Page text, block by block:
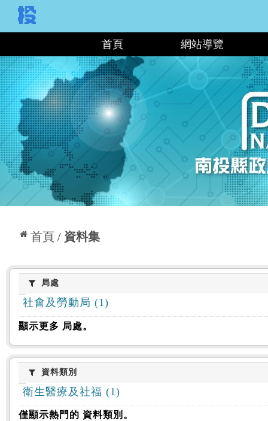
首頁 網站導覽
首頁 資料集
:::
局處局處
社會及勞動局 (1)
顯示更多 局處。
資料類別
資料類別
衛生醫療及社福 (1)
僅顯示熱門的 資料類別。